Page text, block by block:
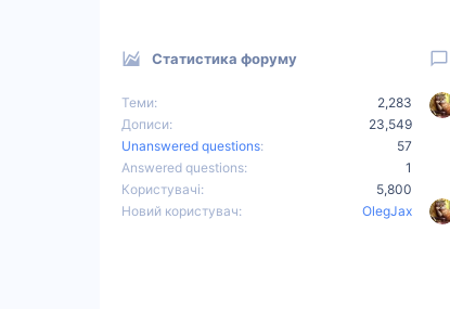
Статистика форуму
Теми
2,283
Дописи
23,549
Unanswered questions
57
Answered questions
1
Користувачі
5,800
Новий користувач
OlegJax